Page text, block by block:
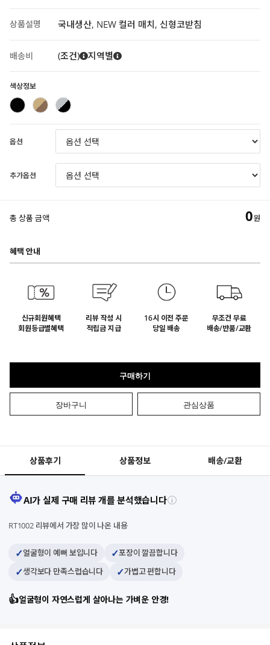
상품설명 국내생산, NEW 컬러 매치, 신형코받침
배송비 (조건) 지역별
색상정보
옵션
추가옵션
총 상품 금액 0원
혜택 안내
신규회원혜택
회원등급별혜택
리뷰 작성 시
적립금 지급
16시 이전 주문
당일 배송
무조건 무료
배송/반품/교환
구매하기
장바구니 관심상품
상품후기 상품정보 배송/교환
AI가 실제 구매 리뷰 개를 분석했습니다ⓘ
RT1002 리뷰에서 가장 많이 나온 내용
✓얼굴형이 예뻐 보입니다 ✓포장이 깔끔합니다
✓생각보다 만족스럽습니다 ✓가볍고 편합니다
👍얼굴형이 자연스럽게 살아나는 가벼운 안경!